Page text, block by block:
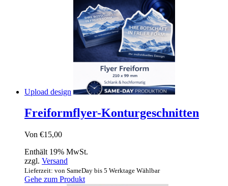
Upload design
Freiformflyer-Konturgeschnitten
Von €15,00
Enthält 19% MwSt.
zzgl. Versand
Lieferzeit: von SameDay bis 5 Werktage Wählbar
Gehe zum Produkt